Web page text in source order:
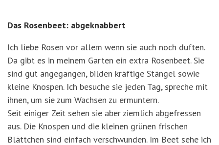
Das Rosenbeet: abgeknabbert
Ich liebe Rosen vor allem wenn sie auch noch duften.
Da gibt es in meinem Garten ein extra Rosenbeet. Sie
sind gut angegangen, bilden kräftige Stängel sowie
kleine Knospen. Ich besuche sie jeden Tag, spreche mit
ihnen, um sie zum Wachsen zu ermuntern.
Seit einiger Zeit sehen sie aber ziemlich abgefressen
aus. Die Knospen und die kleinen grünen frischen
Blättchen sind einfach verschwunden. Im Beet sehe ich